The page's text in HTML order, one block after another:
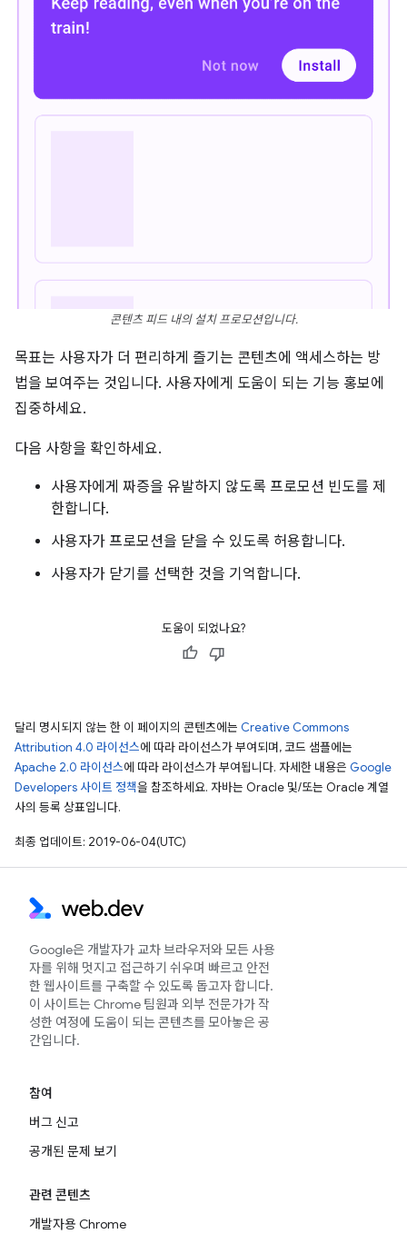
콘텐츠 피드 내의 설치 프로모션입니다.
목표는 사용자가 더 편리하게 즐기는 콘텐츠에 액세스하는 방
법을 보여주는 것입니다. 사용자에게 도움이 되는 기능 홍보에
집중하세요.
다음 사항을 확인하세요.
사용자에게 짜증을 유발하지 않도록 프로모션 빈도를 제
한합니다.
사용자가 프로모션을 닫을 수 있도록 허용합니다.
사용자가 닫기를 선택한 것을 기억합니다.
도움이 되었나요?
달리 명시되지 않는 한 이 페이지의 콘텐츠에는 Creative Commons
Attribution 4.0 라이선스에 따라 라이선스가 부여되며, 코드 샘플에는
Apache 2.0 라이선스에 따라 라이선스가 부여됩니다. 자세한 내용은 Google
Developers 사이트 정책을 참조하세요. 자바는 Oracle 및/또는 Oracle 계열
사의 등록 상표입니다.
최종 업데이트: 2019-06-04(UTC)
Google은 개발자가 교차 브라우저와 모든 사용
자를 위해 멋지고 접근하기 쉬우며 빠르고 안전
한 웹사이트를 구축할 수 있도록 돕고자 합니다.
이 사이트는 Chrome 팀원과 외부 전문가가 작
성한 여정에 도움이 되는 콘텐츠를 모아놓은 공
간입니다.
참여
버그 신고
공개된 문제 보기
관련 콘텐츠
개발자용 Chrome